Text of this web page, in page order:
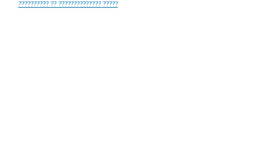
?????????? ?? ?????????????? ?????